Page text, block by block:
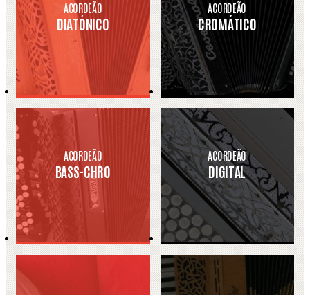
ACORDEÃO
DIATÓNICO
ACORDEÃO
CROMÁTICO
ACORDEÃO
BASS-CHRO
ACORDEÃO
DIGITAL